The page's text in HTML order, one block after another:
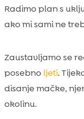
Radimo plan s
ako mi sami ne
Zaustavljamo se
posebno ljeti.
disanje mačke,
okolinu.